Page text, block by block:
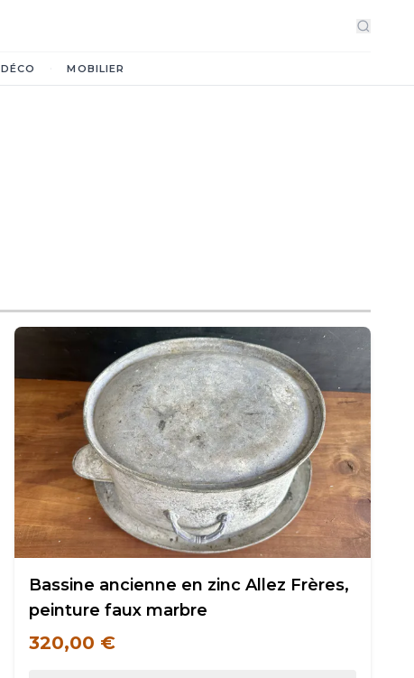
DÉCO MOBILIER
Bassine ancienne en zinc Allez Frères,
peinture faux marbre
320,00 €